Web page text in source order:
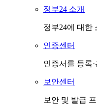
정부24 소개
정부24에 대한
인증센터
인증서를 등록
보안센터
보안 및 발급